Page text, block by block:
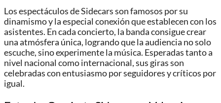
Los espectáculos de Sidecars son famosos por su
dinamismo y la especial conexión que establecen con los
asistentes. En cada concierto, la banda consigue crear
una atmósfera única, logrando que la audiencia no solo
escuche, sino experimente la música. Esperadas tanto a
nivel nacional como internacional, sus giras son
celebradas con entusiasmo por seguidores y críticos por
igual.